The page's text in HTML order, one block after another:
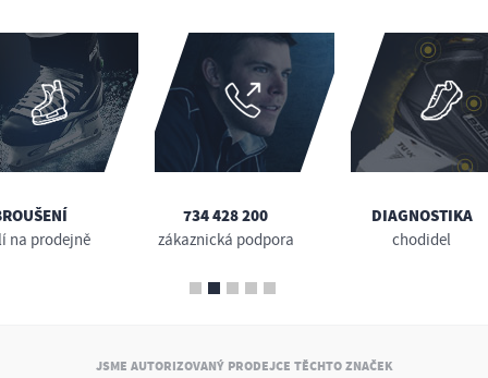
na prodejně
734 428 200
zákaznická podpora
DIAGNOSTIKA
chodidel
JSME AUTORIZOVANÝ PRODEJCE TĚCHTO ZNAČEK